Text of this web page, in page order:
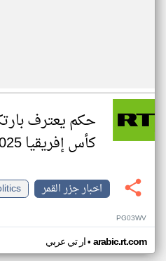
حكم يعترف
كأس إفريقيا 2025
اخبار جزر القمر
PG03WV
ار تي عربي• arabic.rt.com